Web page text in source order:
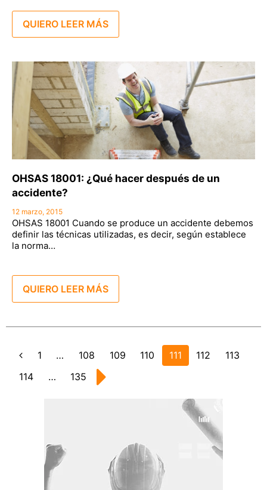
QUIERO LEER MÁS
OHSAS 18001: ¿Qué hacer después de un
accidente?
12 marzo, 2015
OHSAS 18001 Cuando se produce un accidente debemos
definir las técnicas utilizadas, es decir, según establece
la norma…
QUIERO LEER MÁS
AnteriorPage
1 … Page
108 Page
109 Page
110 Page
111 Page
112 Page
113
Page
114 … Page
135 Siguiente